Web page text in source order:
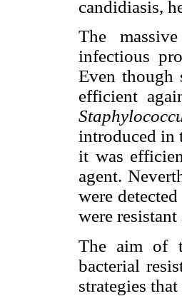
candidiasis,
The
infectious
Even though
efficient
introduced in
it was
agent.
were
were
The aim of
bacterial
strategies